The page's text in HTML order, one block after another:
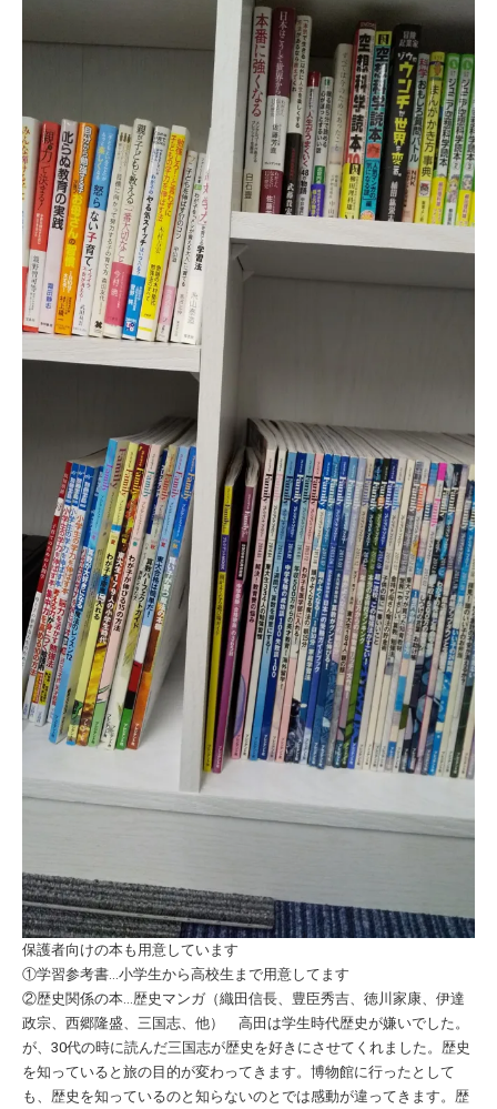
保護者向けの本も用意しています
①学習参考書…小学生から高校生まで用意してます
②歴史関係の本…歴史マンガ（織田信長、豊臣秀吉、徳川家康、伊達
政宗、西郷隆盛、三国志、他） 高田は学生時代歴史が嫌いでした。
が、30代の時に読んだ三国志が歴史を好きにさせてくれました。歴史
を知っていると旅の目的が変わってきます。博物館に行ったとして
も、歴史を知っているのと知らないのとでは感動が違ってきます。歴